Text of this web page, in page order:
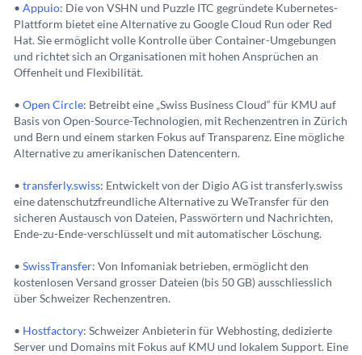
• Appuio: Die von VSHN und Puzzle ITC gegründete Kubernetes-
Plattform bietet eine Alternative zu Google Cloud Run oder Red
Hat. Sie ermöglicht volle Kontrolle über Container-Umgebungen
und richtet sich an Organisationen mit hohen Ansprüchen an
Offenheit und Flexibilität.
• Open Circle: Betreibt eine „Swiss Business Cloud“ für KMU auf
Basis von Open-Source-Technologien, mit Rechenzentren in Zürich
und Bern und einem starken Fokus auf Transparenz. Eine mögliche
Alternative zu amerikanischen Datencentern.
• transferly.swiss: Entwickelt von der Digio AG ist transferly.swiss
eine datenschutzfreundliche Alternative zu WeTransfer für den
sicheren Austausch von Dateien, Passwörtern und Nachrichten,
Ende-zu-Ende-verschlüsselt und mit automatischer Löschung.
• SwissTransfer: Von Infomaniak betrieben, ermöglicht den
kostenlosen Versand grosser Dateien (bis 50 GB) ausschliesslich
über Schweizer Rechenzentren.
• Hostfactory: Schweizer Anbieterin für Webhosting, dedizierte
Server und Domains mit Fokus auf KMU und lokalem Support. Eine